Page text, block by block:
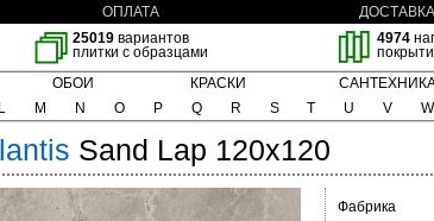
ОПЛАТА ДОСТАВКА
25019 вариантов
плитки с образцами
4974
ОБОИ КРАСКИ
L M N O P Q R S T U V W
Sand Lap 120x120
Фабрика